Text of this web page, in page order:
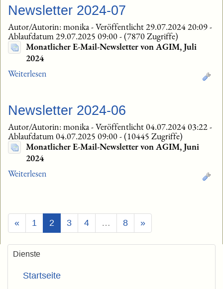
Newsletter 2024-07
Autor/Autorin: monika-Veröffentlicht 29.07.2024 20:09-
Ablaufdatum 29.07.2025 09:00-(7870 Zugriffe)
Monatlicher E-Mail-Newsletter von AGIM, Juli
2024
Weiterlesen
Newsletter 2024-06
Autor/Autorin: monika-Veröffentlicht 04.07.2024 03:22-
Ablaufdatum 04.07.2025 09:00-(10445 Zugriffe)
Monatlicher E-Mail-Newsletter von AGIM, Juni
2024
Weiterlesen
« 1 2 (Aktuell)
3 4 … 8 »
Dienste
Startseite